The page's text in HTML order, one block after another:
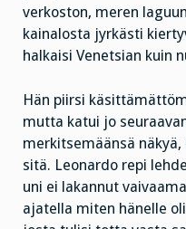
verkoston, meren
kainalosta jyrkästi
halkaisi Venetsian kuin
Hän piirsi
mutta katui jo
merkitsemäänsä
sitä. Leonardo repi
uni ei lakannut
ajatella miten hänelle